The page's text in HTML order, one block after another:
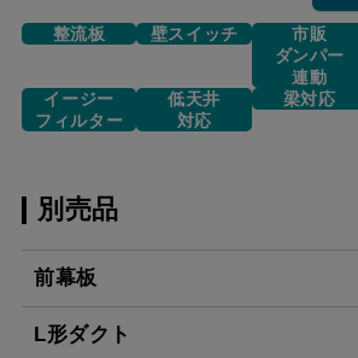
整流板 壁スイッチ
市販
ダンパー
連動
イージー
フィルター
低天井
対応
梁対応
別売品
前幕板
L形ダクト